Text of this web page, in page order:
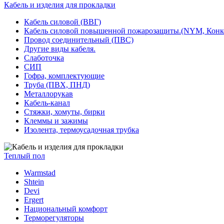
Кабель и изделия для прокладки
Кабель силовой (ВВГ)
Кабель силовой повышенной пожарозащиты.(NYM,
Провод соединительный (ПВС)
Другие виды кабеля.
Слаботочка
СИП
Гофра, комплектующие
Труба (ПВХ, ПНД)
Металлорукав
Кабель-канал
Стяжки, хомуты, бирки
Клеммы и зажимы
Изолента, термоусадочная трубка
Теплый пол
Warmstad
Shtein
Devi
Ergert
Национальный комфорт
Терморегуляторы